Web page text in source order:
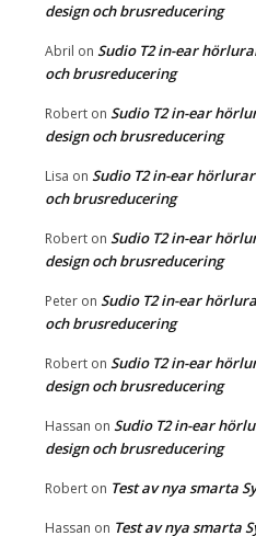
design och brusreducering
Abril on Sudio T2 in-ear
och brusreducering
Robert on Sudio T2 in-ear
design och brusreducering
Lisa on Sudio T2 in-ear
och brusreducering
Robert on Sudio T2 in-ear
design och brusreducering
Peter on Sudio T2 in-ear
och brusreducering
Robert on Sudio T2 in-ear
design och brusreducering
Hassan on Sudio T2 in-ear
design och brusreducering
Robert on Test av nya smarta
Hassan on Test av nya smarta